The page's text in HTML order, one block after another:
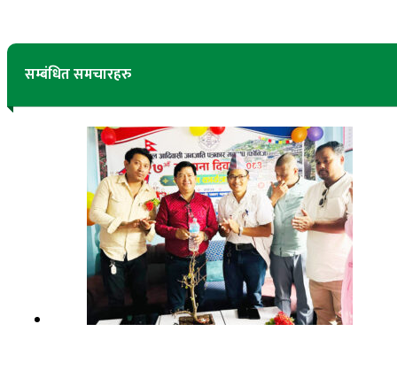
सम्बंधित समचारहरु